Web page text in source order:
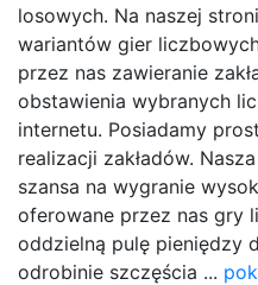
losowych. Na naszej
wariantów gier
przez nas zawieranie
obstawienia wybranych
internetu. Posiadamy
realizacji zakładów.
szansa na wygranie
oferowane przez nas gry
oddzielną pulę pieniędzy
odrobinie szczęścia ...